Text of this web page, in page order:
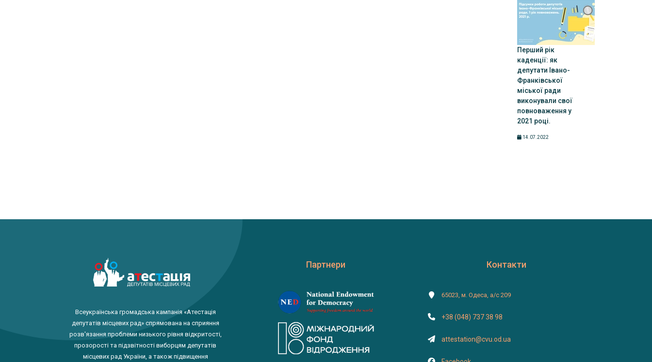
Перший рік
каденції: як
депутати Івано-
Франківської
міської ради
виконували свої
повноваження у
2021 році.
14.07.2022
Всеукраїнська громадська кампанія «Атестація
депутатів місцевих рад» спрямована на сприяння
розв'язання проблеми низького рівня відкритості,
прозорості та підзвітності виборцям депутатів
місцевих рад України, а також підвищення
Партнери Контакти
65023, м. Одеса, а/с 209
+38 (048) 737 38 98
attestation@cvu.od.ua